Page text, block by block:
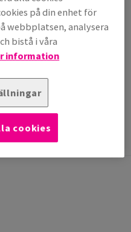
papper med matt ytfinish,
(18)
Digitala produkter
på din enhet för
webbplatsen, analysera
bistå i våra
information
cookies